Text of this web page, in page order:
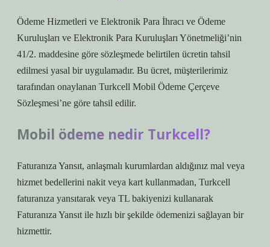
Ödeme Hizmetleri ve Elektronik Para İhracı ve Ödeme
Kuruluşları ve Elektronik Para Kuruluşları Yönetmeliği’nin
41/2. maddesine göre sözleşmede belirtilen ücretin tahsil
edilmesi yasal bir uygulamadır. Bu ücret, müşterilerimiz
tarafından onaylanan Turkcell Mobil Ödeme Çerçeve
Sözleşmesi’ne göre tahsil edilir.
Mobil ödeme nedir Turkcell?
Faturanıza Yansıt, anlaşmalı kurumlardan aldığınız mal veya
hizmet bedellerini nakit veya kart kullanmadan, Turkcell
faturanıza yansıtarak veya TL bakiyenizi kullanarak
Faturanıza Yansıt ile hızlı bir şekilde ödemenizi sağlayan bir
hizmettir.